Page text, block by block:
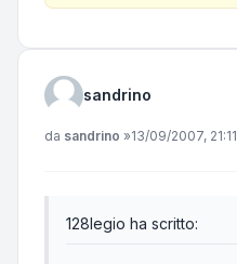
sandrino
Messaggio
da sandrino »13/09/2007, 21:11
128legio ha scritto: